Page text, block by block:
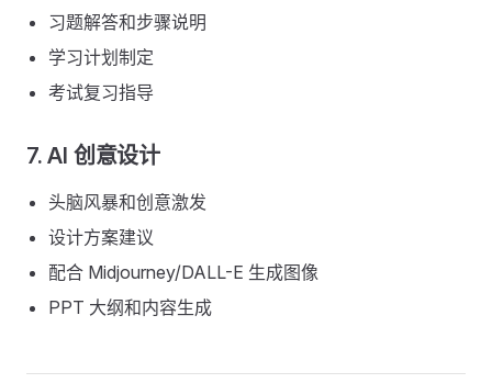
习题解答和步骤说明
学习计划制定
考试复习指导
7. AI 创意设计
头脑风暴和创意激发
设计方案建议
配合 Midjourney/DALL-E 生成图像
PPT 大纲和内容生成